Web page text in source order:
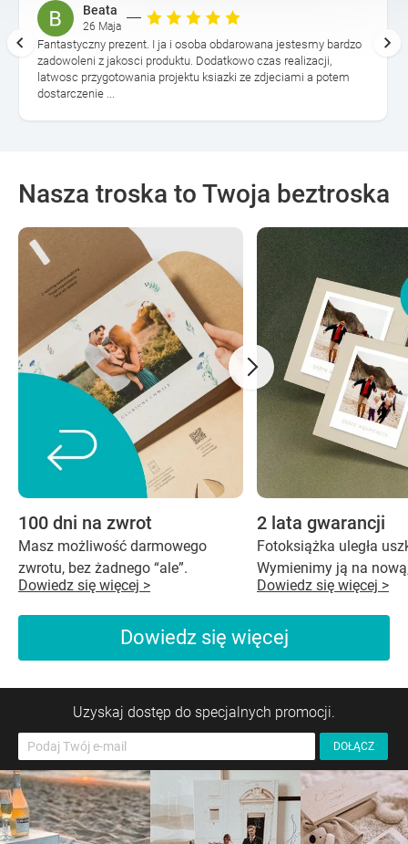
Beata
26 Maja
Fantastyczny prezent. I ja i osoba obdarowana jestesmy bardzo
zadowoleni z jakosci produktu. Dodatkowo czas realizacji,
latwosc przygotowania projektu ksiazki ze zdjeciami a potem
dostarczenie ...
Nasza troska to Twoja beztroska
100 dni na zwrot
Masz możliwość darmowego
zwrotu, bez żadnego “ale”.
Dowiedz się więcej >
2 lata gwarancji
Fotoksiążka uległa
Wymienimy ją na
Dowiedz się więcej >
Dowiedz się więcej
Uzyskaj dostęp do specjalnych promocji.